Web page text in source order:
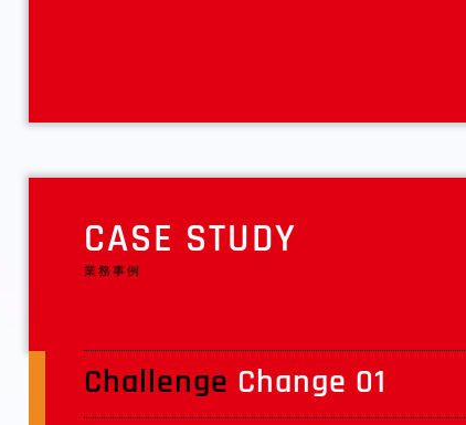
CASE STUDY
業務事例
Challenge Change 01